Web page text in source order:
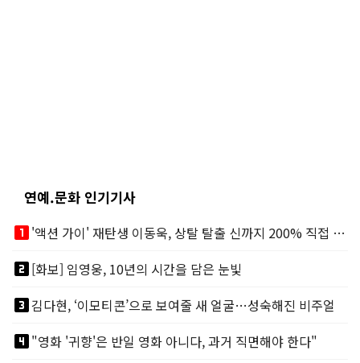
연예.문화 인기기사
looks_one
'액션 가이' 재탄생 이동욱, 상탈 탈출 신까지 200% 직접 소화
looks_two[화보] 임영웅, 10년의 시간을 담은 눈빛
looks_3김다현, ‘이모티콘’으로 보여줄 새 얼굴…성숙해진 비주얼
looks_4"영화 '귀향'은 반일 영화 아니다, 과거 직면해야 한다"